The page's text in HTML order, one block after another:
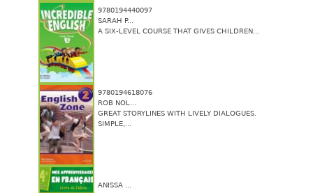
9780194440097
SARAH P...
A SIX-LEVEL COURSE THAT GIVES CHILDREN...
9780194618076
ROB NOL...
GREAT STORYLINES WITH LIVELY DIALOGUES.
SIMPLE,...
ANISSA ...